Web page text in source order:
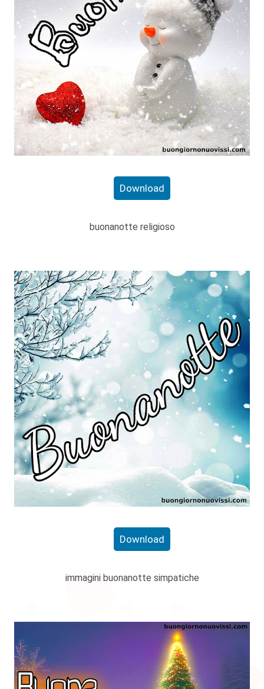
Download
buonanotte religioso
Download
immagini buonanotte simpatiche